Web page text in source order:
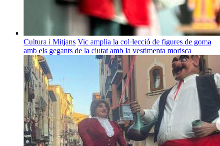
Cultura i Mitjans Vic amplia la col·lecció de figures de goma
amb els gegants de la ciutat amb la vestimenta morisca